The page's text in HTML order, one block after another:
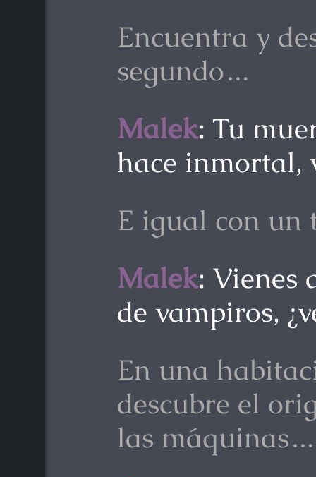
Encuentra y
segundo…
Malek: Tu
hace inmortal,
E igual con un
Malek: Vienes
de vampiros,
En una
descubre el
las máquinas…